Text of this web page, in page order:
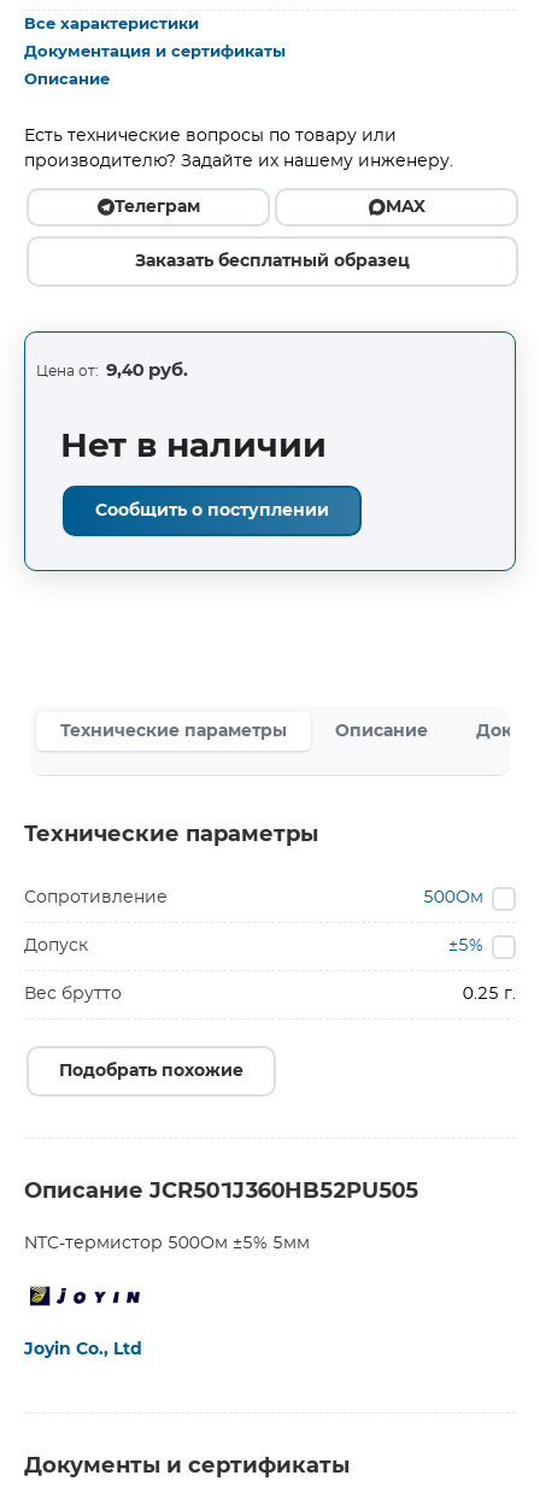
Все характеристики
Документация и сертификаты
Описание
Есть технические вопросы по товару или
производителю? Задайте их нашему инженеру.
Телеграм MAX
Заказать бесплатный образец
Цена от: 9,40 руб.
Нет в наличии
Сообщить о поступлении
Технические параметры Описание
Технические параметры
Сопротивление 500Ом
Допуск ±5%
Вес брутто 0.25 г.
Подобрать похожие
Описание JCR501J360HB52PU505
NTC-термистор 500Ом ±5% 5мм
Joyin Co., Ltd
Документы и сертификаты